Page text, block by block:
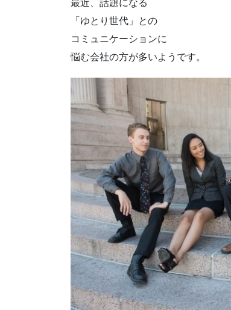
最近、話題になる
「ゆとり世代」との
コミュニケーションに
悩む会社の方が多いようです。